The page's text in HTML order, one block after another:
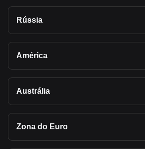
Rússia
América
Austrália
Zona do Euro